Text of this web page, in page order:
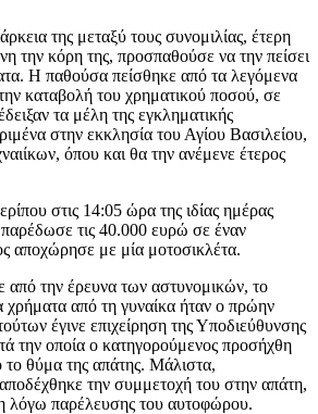
της μεταξύ τους συνομιλίας, έτερη
την κόρη της, προσπαθούσε να την πείσει
Η παθούσα πείσθηκε από τα λεγόμενα
καταβολή του χρηματικού ποσού, σε
τα μέλη της εγκληματικής
στην εκκλησία του Αγίου Βασιλείου,
όπου και θα την ανέμενε έτερος
στις 14:05 ώρα της ιδίας ημέρας
τις 40.000 ευρώ σε έναν
αποχώρησε με μία μοτοσικλέτα.
από την έρευνα των αστυνομικών, το
από τη γυναίκα ήταν ο πρώην
έγινε επιχείρηση της Υποδιεύθυνσης
την οποία ο κατηγορούμενος προσήχθη
το θύμα της απάτης. Μάλιστα,
την συμμετοχή του στην απάτη,
λόγω παρέλευσης του αυτοφώρου.